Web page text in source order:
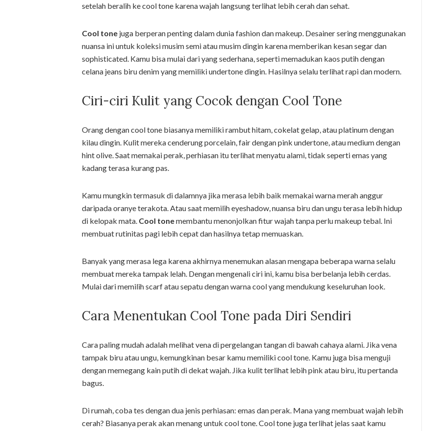
setelah beralih ke cool tone karena wajah langsung terlihat lebih cerah dan sehat.
Cool tone juga berperan penting dalam dunia fashion dan makeup. Desainer sering menggunakan
nuansa ini untuk koleksi musim semi atau musim dingin karena memberikan kesan segar dan
sophisticated. Kamu bisa mulai dari yang sederhana, seperti memadukan kaos putih dengan
celana jeans biru denim yang memiliki undertone dingin. Hasilnya selalu terlihat rapi dan modern.
Ciri-ciri Kulit yang Cocok dengan Cool Tone
Orang dengan cool tone biasanya memiliki rambut hitam, cokelat gelap, atau platinum dengan
kilau dingin. Kulit mereka cenderung porcelain, fair dengan pink undertone, atau medium dengan
hint olive. Saat memakai perak, perhiasan itu terlihat menyatu alami, tidak seperti emas yang
kadang terasa kurang pas.
Kamu mungkin termasuk di dalamnya jika merasa lebih baik memakai warna merah anggur
daripada oranye terakota. Atau saat memilih eyeshadow, nuansa biru dan ungu terasa lebih hidup
di kelopak mata. Cool tonemembantu menonjolkan fitur wajah tanpa perlu makeup tebal. Ini
membuat rutinitas pagi lebih cepat dan hasilnya tetap memuaskan.
Banyak yang merasa lega karena akhirnya menemukan alasan mengapa beberapa warna selalu
membuat mereka tampak lelah. Dengan mengenali ciri ini, kamu bisa berbelanja lebih cerdas.
Mulai dari memilih scarf atau sepatu dengan warna cool yang mendukung keseluruhan look.
Cara Menentukan Cool Tone pada Diri Sendiri
Cara paling mudah adalah melihat vena di pergelangan tangan di bawah cahaya alami. Jika vena
tampak biru atau ungu, kemungkinan besar kamu memiliki cool tone. Kamu juga bisa menguji
dengan memegang kain putih di dekat wajah. Jika kulit terlihat lebih pink atau biru, itu pertanda
bagus.
Di rumah, coba tes dengan dua jenis perhiasan: emas dan perak. Mana yang membuat wajah lebih
cerah? Biasanya perak akan menang untuk cool tone. Cool tone juga terlihat jelas saat kamu